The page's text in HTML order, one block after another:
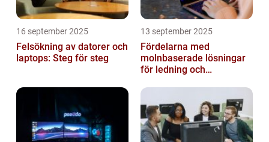
16 september 2025
Felsökning av datorer och
laptops: Steg för steg
13 september 2025
Fördelarna med
molnbaserade lösningar
för ledning och